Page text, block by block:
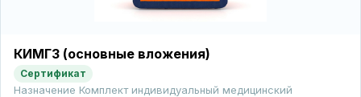
КИМГЗ (основные вложения)
Сертификат
Назначение Комплект индивидуальный медицинский